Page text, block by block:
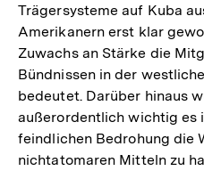
Trägersysteme auf Kuba
Amerikanern erst klar
Zuwachs an Stärke die
Bündnissen in der
bedeutet. Darüber hinaus
außerordentlich wichtig es
feindlichen Bedrohung die
nichtatomaren Mitteln zu